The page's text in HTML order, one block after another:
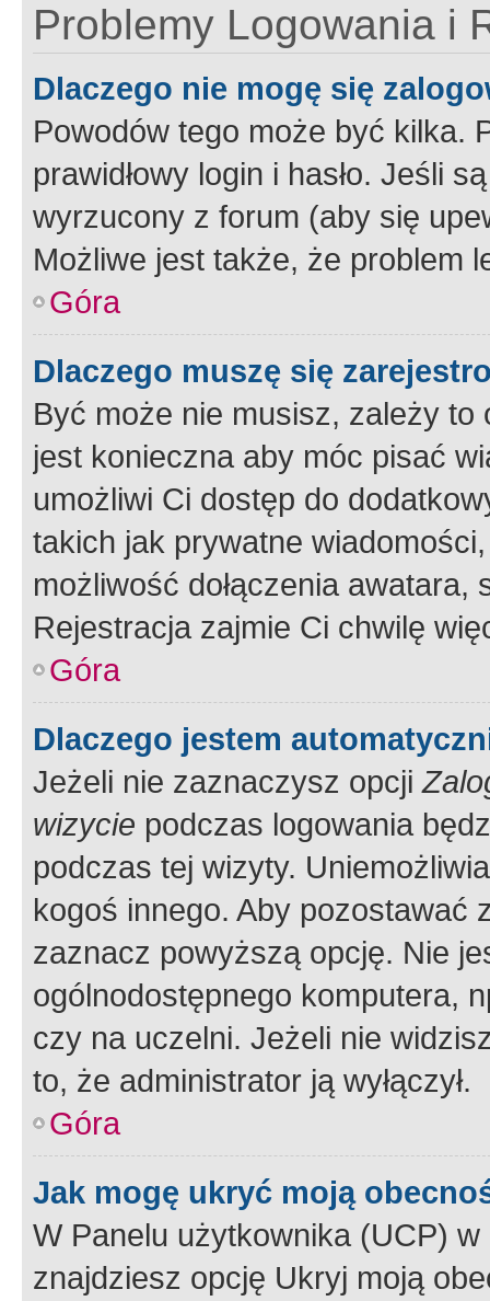
Problemy Logowania i
Dlaczego nie mogę się
Powodów tego może być kilka.
prawidłowy login i hasło. Jeśli
wyrzucony z forum (aby się
Możliwe jest także, że problem
Góra
Dlaczego muszę się
Być może nie musisz, zależy
jest konieczna aby móc pisać
umożliwi Ci dostęp do
takich jak prywatne
możliwość dołączenia
Rejestracja zajmie Ci chwilę
Góra
Dlaczego jestem
Jeżeli nie zaznaczysz opcji
wizycie podczas logowania
podczas tej wizyty.
kogoś innego. Aby pozostawać
zaznacz powyższą opcję. Nie
ogólnodostępnego komputera,
czy na uczelni. Jeżeli nie
to, że administrator ją wyłączył.
Góra
Jak mogę ukryć moją
W Panelu użytkownika (UCP) w
znajdziesz opcję Ukryj moją